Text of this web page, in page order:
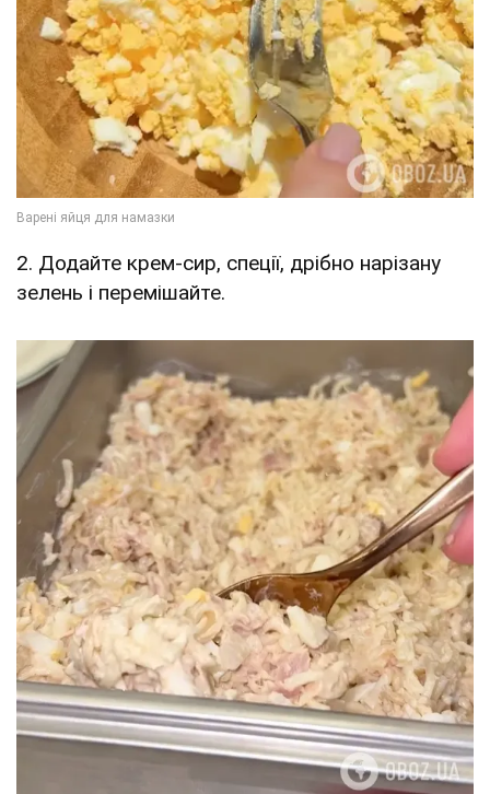
2. Додайте крем-сир, спеції, дрібно нарізану
зелень і перемішайте.